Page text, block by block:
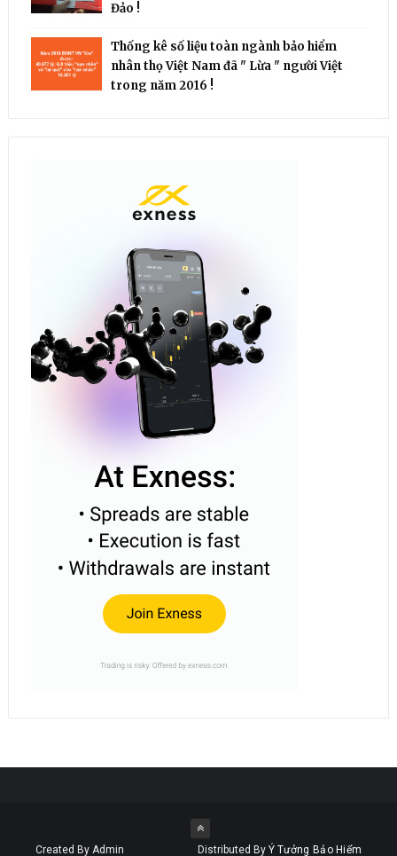
Đảo !
Thống kê số liệu toàn ngành bảo hiểm
nhân thọ Việt Nam đã " Lừa " người Việt
trong năm 2016 !
Created By Admin Distributed By Ý Tưởng Bảo Hiểm